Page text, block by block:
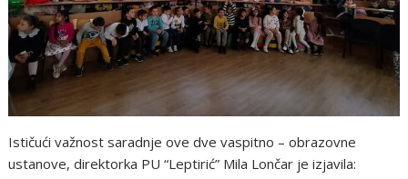
Ističući važnost saradnje ove dve vaspitno – obrazovne
ustanove, direktorka PU “Leptirić” Mila Lončar je izjavila: